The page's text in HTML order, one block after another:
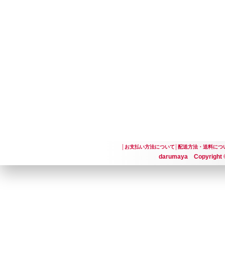
お支払い方法について│ 配送方法・送料につ
darumaya Copyright